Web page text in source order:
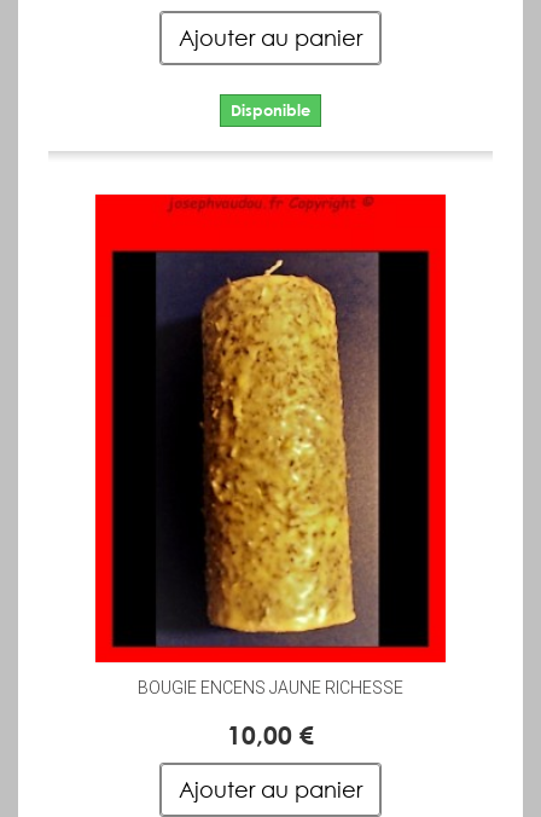
Ajouter au panier
Disponible
BOUGIE ENCENS JAUNE RICHESSE
10,00 €
Ajouter au panier